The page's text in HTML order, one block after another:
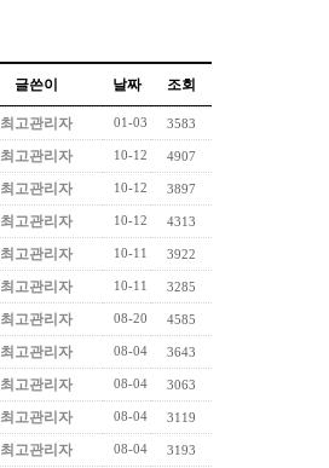
글쓴이 날짜 조회
최고관리자 01-03 3583
최고관리자 10-12 4907
최고관리자 10-12 3897
최고관리자 10-12 4313
최고관리자 10-11 3922
최고관리자 10-11 3285
최고관리자 08-20 4585
최고관리자 08-04 3643
최고관리자 08-04 3063
최고관리자 08-04 3119
최고관리자 08-04 3193